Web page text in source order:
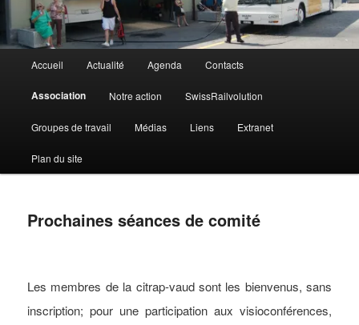
principal
Accueil Actualité Agenda Contacts
Association Notre action SwissRailvolution
Groupes de travail Médias Liens Extranet
Plan du site
Prochaines séances de comité
Les membres de la citrap-vaud sont les bienvenus, sans
inscription; pour une participation aux visioconférences,